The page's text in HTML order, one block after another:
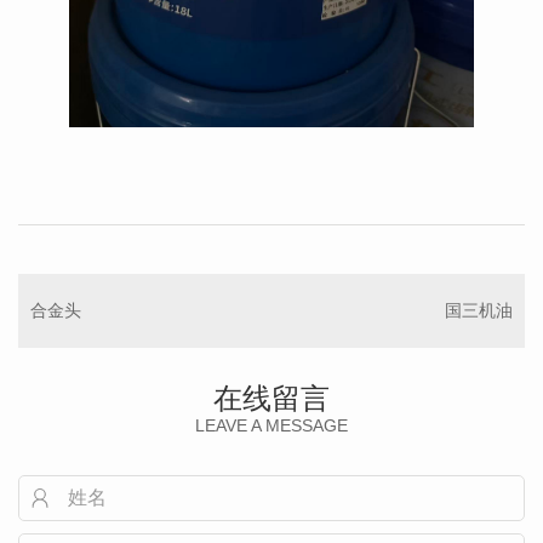
合金头 国三机油
在线留言
LEAVE A MESSAGE